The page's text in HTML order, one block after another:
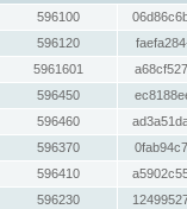
596100
596120
5961601
596450
596460
596370
596410
596230